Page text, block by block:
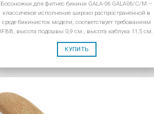
Босоножки для фитнес бикини GALA-06 GALA06/C/M –
классичекое исполнение широко распространенной в
среде бикинисток модели, соответствует требованиям
IFBB, высота подошвы 0,9 см., высота каблука 11,5 см.
КУПИТЬ